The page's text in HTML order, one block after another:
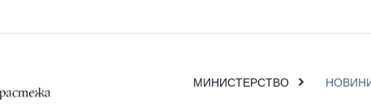
МИНИСТЕРСТВО